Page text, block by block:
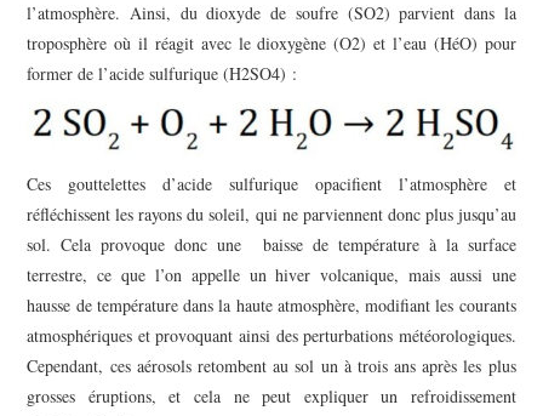
l’atmosphère. Ainsi, du dioxyde de soufre (SO2) parvient dans la
troposphère où il réagit avec le dioxygène (O2) et l’eau (HéO) pour
former de l’acide sulfurique (H2SO4) :
Ces gouttelettes d’acide sulfurique opacifient l’atmosphère et
réfléchissent les rayons du soleil, qui ne parviennent donc plus jusqu’au
sol. Cela provoque donc une baisse de température à la surface
terrestre, ce que l’on appelle un hiver volcanique, mais aussi une
hausse de température dans la haute atmosphère, modifiant les courants
atmosphériques et provoquant ainsi des perturbations météorologiques.
Cependant, ces aérosols retombent au sol un à trois ans après les plus
grosses éruptions, et cela ne peut expliquer un refroidissement